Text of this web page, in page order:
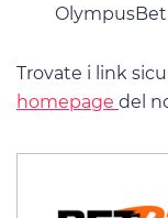
Trovate i link
homepage del